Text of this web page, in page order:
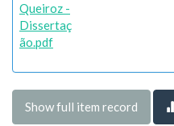
Queiroz -
Dissertaç
ão.pdf
Show full item record